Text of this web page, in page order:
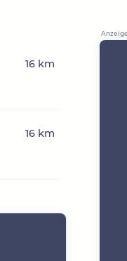
16 km
16 km